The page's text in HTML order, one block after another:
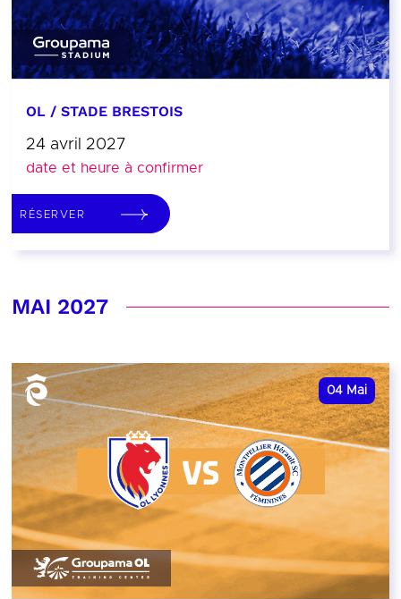
OL / STADE BRESTOIS
24 avril 2027
date et heure à confirmer
RÉSERVER
MAI 2027
04 Mai